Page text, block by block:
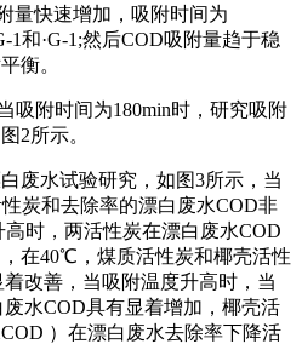
量快速增加，吸附时间为
1和·G-1;然后COD吸附量趋于稳
衡。
附时间为180min时，研究吸附
2所示。
水试验研究，如图3所示，当
炭和去除率的漂白废水COD非
时，两活性炭在漂白废水COD
在40℃，煤质活性炭和椰壳活性
改善，当吸附温度升高时，当
水COD具有显着增加，椰壳活
）在漂白废水去除率下降活